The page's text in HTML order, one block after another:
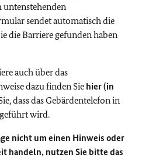
untenstehenden
sendet automatisch die
die Barriere gefunden haben
auch über das
dazu finden Sie hier (in
dass das Gebärdentelefon in
wird.
nicht um einen Hinweis oder
handeln, nutzen Sie bitte das